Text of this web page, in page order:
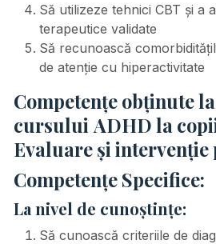
Să utilizeze tehnici CBT și a
terapeutice validate
Să recunoască
de atenție cu hiperactivitate
Competențe obținute
cursului ADHD la
Evaluare și intervenție
Competențe Specifice:
La nivel de cunoștințe:
Să cunoască criteriile de